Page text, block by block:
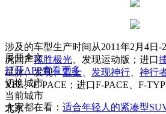
涉及的车型生产时间从2011年2月4日-
虎国产揽胜极光 、发现运动版；进口
星脉、发现、卫士 发现神行 神行
XFL、E-PACE；进口F-PACE、F-
大家都在看： 适合年轻人的紧凑型
展开全文
打开APP查看更多
切换城市
当前城市
北京